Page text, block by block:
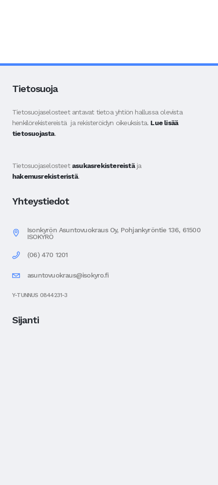
Tietosuoja
Tietosuojaselosteet antavat tietoa yhtiön hallussa olevista
henkilörekistereistä ja rekisteröidyn oikeuksista. Lue lisää
tietosuojasta.
Tietosuojaselosteetasukasrekistereistäja
hakemusrekisteristä.
Yhteystiedot
Isonkyrön Asuntovuokraus Oy, Pohjankyröntie 136, 61500
ISOKYRÖ
(06) 470 1201
asuntovuokraus@isokyro.fi
Y-TUNNUS 0844231-3
Sijanti